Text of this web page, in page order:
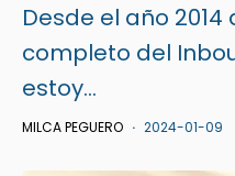
Desde el año
completo del
estoy...
MILCA PEGUERO 2024-01-09